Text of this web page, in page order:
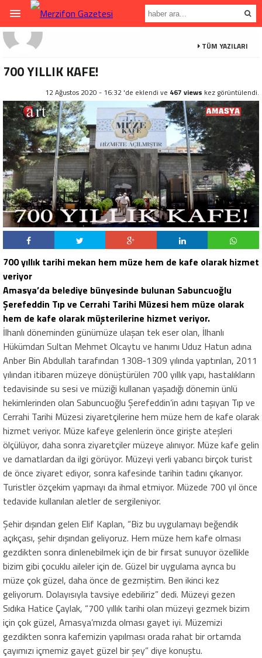
TÜM YAZILARI
700 YILLIK KAFE!
12 Ağustos 2020 - 16:32 'de eklendi ve 467 views kez görüntülendi.
700 yıllık tarihi mekan hem müze hem de kafe olarak hizmet
veriyor
Amasya’da belediye bünyesinde bulunan Sabuncuoğlu
Şerefeddin Tıp ve Cerrahi Tarihi Müzesi hem müze olarak
hem de kafe olarak müşterilerine hizmet veriyor.
İlhanlı döneminden günümüze ulaşan tek eser olan, İlhanlı
Hükümdarı Sultan Mehmet Olcaytu ve hanımı Uduz Hatun adına
Anber Bin Abdullah tarafından 1308-1309 yılında yaptırılan, 2011
yılından itibaren müzeye dönüştürülen 700 yıllık yapı, hastalıkların
tedavisinde su sesi ve müziği kullanan yaşadığı dönemin ünlü
hekimlerinden olan Sabuncuoğlu Şerefeddin’in adını taşıyan Tıp ve
Cerrahi Tarihi Müzesi ziyaretçilerine hem müze hem de kafe olarak
hizmet veriyor. Müze kafeye gelenlerin önce girişte ateşleri
ölçülüyor, daha sonra ziyaretçiler müzeye alınıyor. Müze kafe gelin
ve damatlardan da ilgi görüyor. Müzeyi yerli yabancı birçok turist
de önce ziyaret ediyor, sonra kafesinde tarihin tadını çıkarıyor.
Turistler özçekim yapmayı da ihmal etmiyor. Müzede 700 yıl önce
tedavide kullanılan aletler de sergileniyor.
Şehir dışından gelen Elif Kaplan, “Biz bu uygulamayı beğendik
açıkçası, şehir dışından geliyoruz. Hem müze hem kafe olması
gezdikten sonra dinlenebilmek için de bir fırsat sunuyor özellikle
bizim gibi çocuklu aileler için de. Güzel bir uygulama ayrıca bu
müze çok güzel, daha önce de gezmiştim. Ben ikinci kez
geliyorum. Dolayısıyla tavsiye edebiliriz” dedi. Müzeyi gezen
Sıdıka Hatice Çaylak, “700 yıllık tarihi olan müzeyi gezmek bizim
için çok güzel, Amasya’mızda olması gayet iyi. Müzemizi
gezdikten sonra kafemizin yapılması orada rahat bir ortamda
çayımızı içmemiz gayet güzel bir şey” diye konuştu.